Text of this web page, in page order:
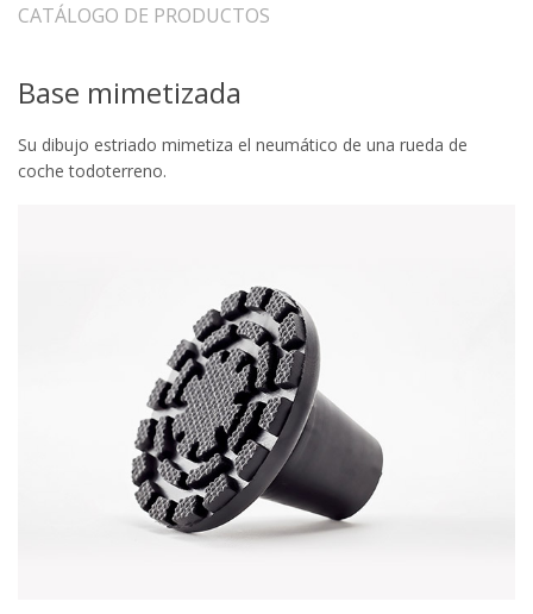
CATÁLOGO DE PRODUCTOS
Base mimetizada
Su dibujo estriado mimetiza el neumático de una rueda de
coche todoterreno.